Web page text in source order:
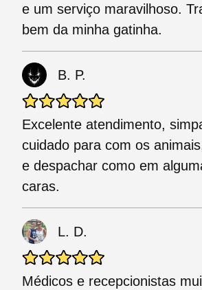
e um serviço maravilhoso.
bem da minha gatinha.
B. P.
Excelente atendimento,
cuidado para com os
e despachar como em
caras.
L. D.
Médicos e recepcionistas